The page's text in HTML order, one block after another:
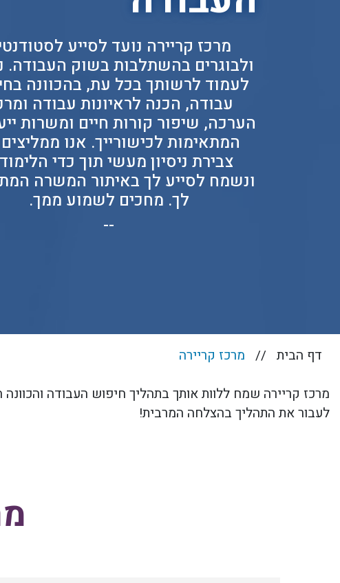
מרכז קריירה נועד לסייע
ולבוגרים בהשתלבות בשוק
לעמוד לרשותך בכל עת, בהכוונה
עבודה, הכנה לראיונות עבודה
הערכה, שיפור קורות חיים ומשרות
המתאימות לכישורייך. אנו
צבירת ניסיון מעשי תוך כדי
ונשמח לסייע לך באיתור המשרה
לך. מחכים לשמוע ממך.
--
דף הבית
מרכז קריירה
מרכז קריירה שמח ללוות אותך בתהליך חיפוש העבודה
לעבור את התהליך בהצלחה המרבית!